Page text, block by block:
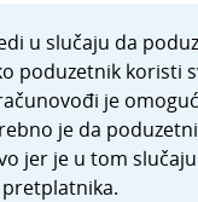
u slučaju da
poduzetnik koristi
je
je da
jer je u tom